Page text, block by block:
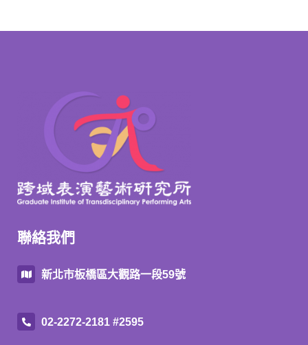
聯絡我們
新北市板橋區大觀路一段59號
02-2272-2181 #2595